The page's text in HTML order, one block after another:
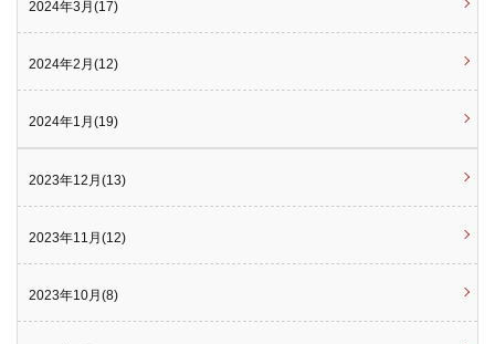
2024年3月(17)
2024年2月(12)
2024年1月(19)
2023年12月(13)
2023年11月(12)
2023年10月(8)